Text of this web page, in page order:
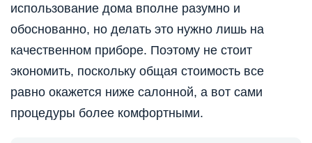
использование дома вполне разумно и
обоснованно, но делать это нужно лишь на
качественном приборе. Поэтому не стоит
экономить, поскольку общая стоимость все
равно окажется ниже салонной, а вот сами
процедуры более комфортными.